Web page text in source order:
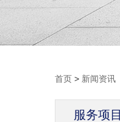
首页 > 新闻资讯
服务项目